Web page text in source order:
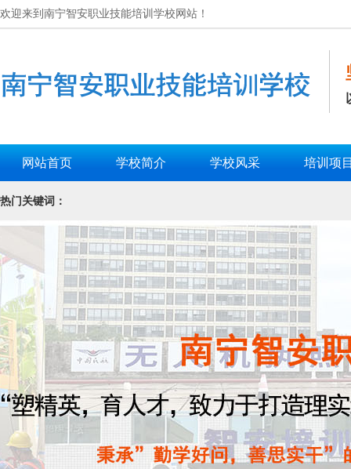
欢迎来到南宁智安职业技能培训学校网站！
网站首页 学校简介 学校风采 培训项
热门关键词：